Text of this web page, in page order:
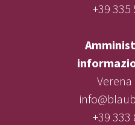
+39 335
+39 333